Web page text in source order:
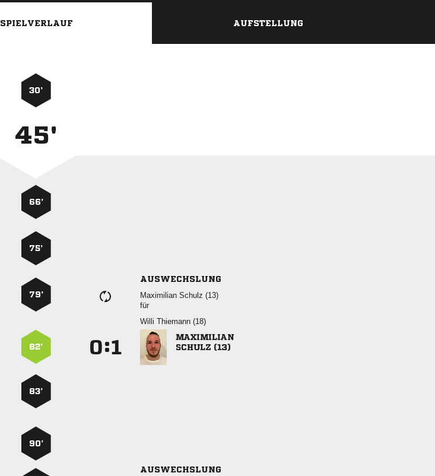
SPIELVERLAUF AUFSTELLUNG
30’
45'
66’
75’
79’
AUSWECHSLUNG
  
für
  
82’ :

 
83’
90’
AUSWECHSLUNG